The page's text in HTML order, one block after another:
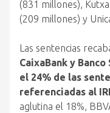
(831 millones),
(209 millones) y
Las sentencias
CaixaBank y
el 24% de las
referenciadas al
aglutina el 18%,